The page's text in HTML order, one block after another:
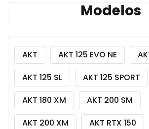
Modelos
AKT AKT 125 EVO NE
AKT 125 SL
AKT 125 SPORT
AKT 180 XM
AKT 200 SM
AKT 200 XM
AKT RTX 150